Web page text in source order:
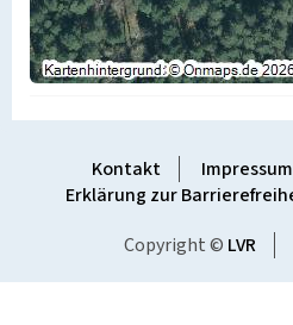
Kontakt Impressum
Erklärung zur
Copyright © LVR